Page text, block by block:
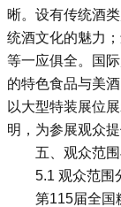
晰。设有传统酒
统酒文化的魅力
等一应俱全。国
的特色食品与美
以大型特装展位
明，为参展观众
五、观众范
5.1 观众范围
第115届全国